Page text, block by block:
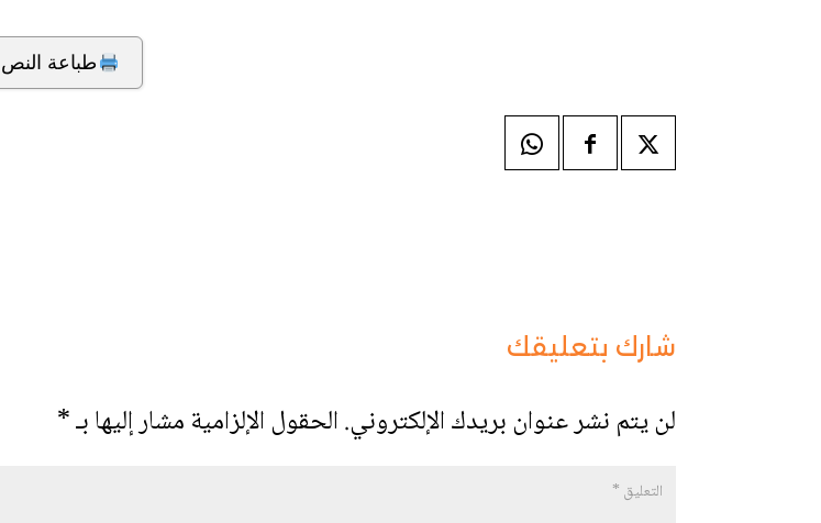
طباعة النص
شارك بتعليقك
لن يتم نشر عنوان بريدك الإلكتروني.الحقول الإلزامية مشار إليها بـ*